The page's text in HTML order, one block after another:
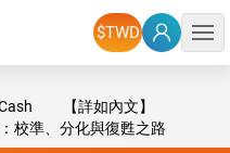
選單
Cash 【詳如內文】
校準、分化與復甦之路